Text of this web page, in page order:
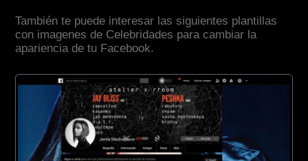
También te puede interesar las siguientes plantillas
con imagenes de Celebridades para cambiar la
apariencia de tu Facebook.